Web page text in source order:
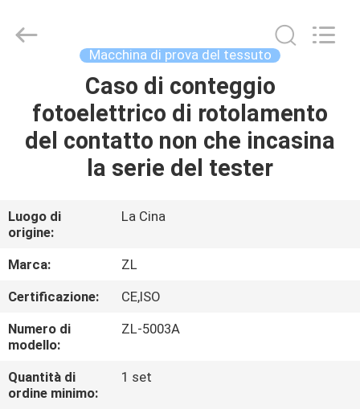
PRODOTTI
CIRCA
NOI
GIRO
DELLA
FABBRICA
Instrument
Technology
Macchina di prova del tessuto
Caso di conteggio
fotoelettrico di rotolamento
del contatto non che incasina
la serie del tester
Luogo di
origine:
La Cina
Marca:
ZL
Certificazione:
CE,ISO
Numero di
modello:
ZL-5003A
Quantità di
ordine minimo:
1 set